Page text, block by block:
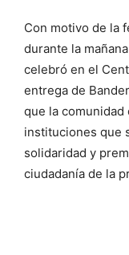
Con motivo de la
durante la
celebró en el
entrega de
que la comunidad
instituciones que
solidaridad y
ciudadanía de la